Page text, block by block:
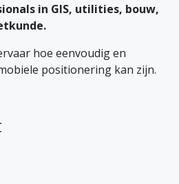
in GIS, utilities, bouw,
hoe eenvoudig en
positionering kan zijn.